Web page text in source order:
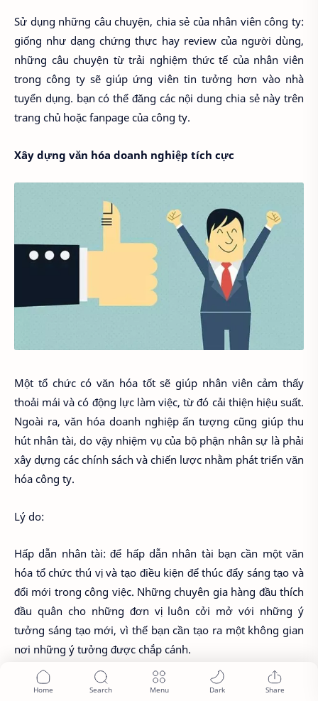
Sử dụng những câu chuyện, chia sẻ của nhân viên công ty:
giống như dạng chứng thực hay review của người dùng,
những câu chuyện từ trải nghiệm thức tế của nhân viên
trong công ty sẽ giúp ứng viên tin tưởng hơn vào nhà
tuyển dụng. bạn có thể đăng các nội dung chia sẻ này trên
trang chủ hoặc fanpage của công ty.
Xây dựng văn hóa doanh nghiệp tích cực
Một tổ chức có văn hóa tốt sẽ giúp nhân viên cảm thấy
thoải mái và có động lực làm việc, từ đó cải thiện hiệu suất.
Ngoài ra, văn hóa doanh nghiệp ấn tượng cũng giúp thu
hút nhân tài, do vậy nhiệm vụ của bộ phận nhân sự là phải
xây dựng các chính sách và chiến lược nhằm phát triển văn
hóa công ty.
Lý do:
Hấp dẫn nhân tài: để hấp dẫn nhân tài bạn cần một văn
hóa tổ chức thú vị và tạo điều kiện để thúc đẩy sáng tạo và
đổi mới trong công việc. Những chuyên gia hàng đầu thích
đầu quân cho những đơn vị luôn cởi mở với những ý
tưởng sáng tạo mới, vì thế bạn cần tạo ra một không gian
nơi những ý tưởng được chắp cánh.
Thúc đẩy thương hiệu tuyển dụng: xây dựng văn hóa